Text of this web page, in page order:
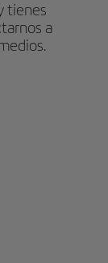
tienes
a